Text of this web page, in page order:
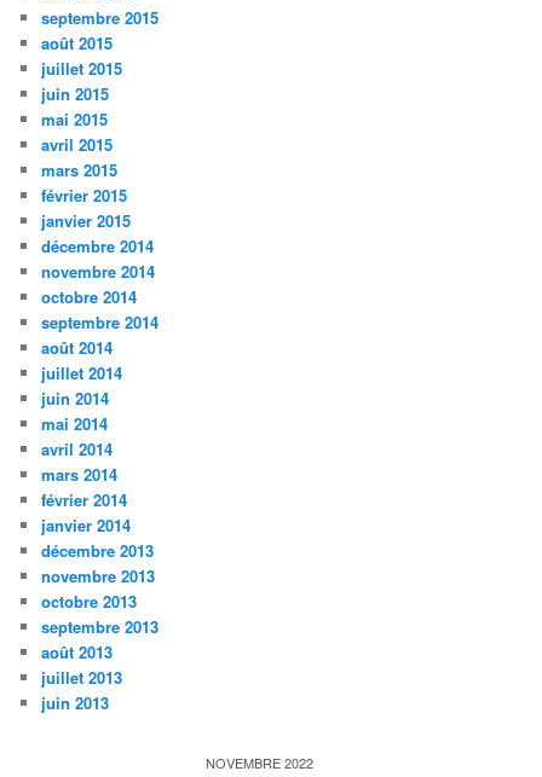
septembre 2015
août 2015
juillet 2015
juin 2015
mai 2015
avril 2015
mars 2015
février 2015
janvier 2015
décembre 2014
novembre 2014
octobre 2014
septembre 2014
août 2014
juillet 2014
juin 2014
mai 2014
avril 2014
mars 2014
février 2014
janvier 2014
décembre 2013
novembre 2013
octobre 2013
septembre 2013
août 2013
juillet 2013
juin 2013
NOVEMBRE 2022